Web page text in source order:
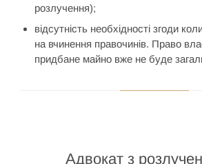
розлучення);
відсутність необхідності згоди
на вчинення правочинів. Право
придбане майно вже не буде
Адвокат з